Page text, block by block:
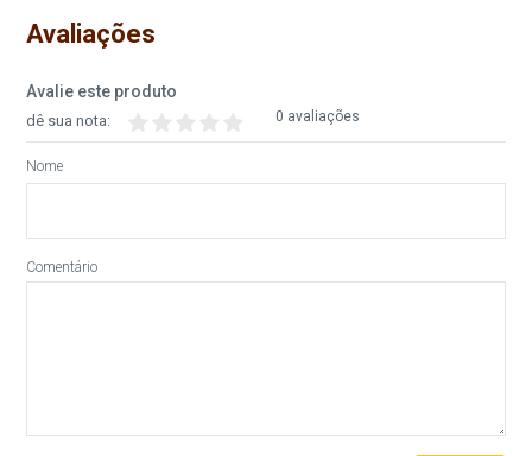
Avaliações
Avalie este produto
0 avaliações
dê sua nota:
Nome
Comentário